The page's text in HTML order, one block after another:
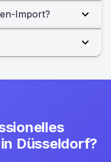
Import?
Düsseldorf?